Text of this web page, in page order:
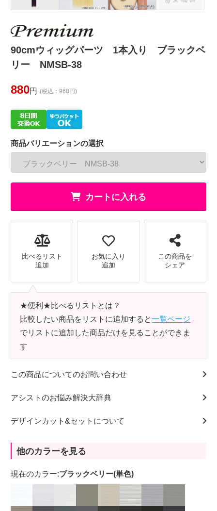
90cmウィッグパーツ 1本入り ブラックベ
リー NMSB-38
880円 (税込：968円)
商品バリエーションの選択
カートに入れる
比べるリスト
追加
お気に入り
追加
この商品を
シェア
★便利★比べるリストとは？
比較したい商品をリストに追加すると一覧ページ
でリストに追加した商品だけを見ることができま
す
この商品についてのお問い合わせ
アシストのお悩み解決大辞典
デザインカット&セットについて
他のカラーを見る
現在のカラー:ブラックベリー(単色)